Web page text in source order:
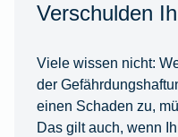
Verschulden
Viele wissen nicht:
der
einen Schaden zu,
Das gilt auch, wenn